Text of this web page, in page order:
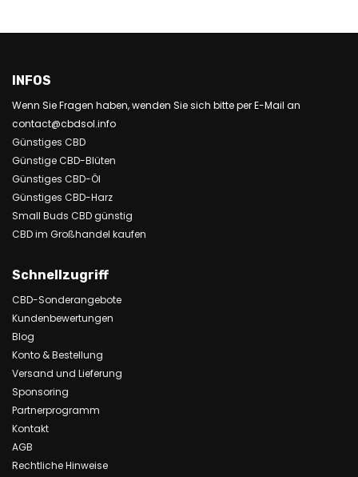
INFOS
Wenn Sie Fragen haben, wenden Sie sich bitte per E-Mail an
contact@cbdsol.info
Günstiges CBD
Günstige CBD-Blüten
Günstiges CBD-Öl
Günstiges CBD-Harz
Small Buds CBD günstig
CBD im Großhandel kaufen
Schnellzugriff
CBD-Sonderangebote
Kundenbewertungen
Blog
Konto & Bestellung
Versand und Lieferung
Sponsoring
Partnerprogramm
Kontakt
AGB
Rechtliche Hinweise